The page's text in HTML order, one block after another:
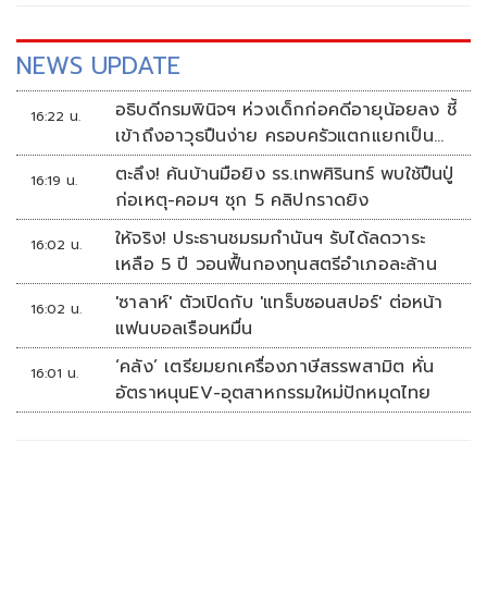
NEWS UPDATE
16:22 น.
อธิบดีกรมพินิจฯ ห่วงเด็กก่อคดีอายุน้อยลง ชี้
เข้าถึงอาวุธปืนง่าย ครอบครัวแตกแยกเป็น
ชนวนสำคัญ
16:19 น.
ตะลึง! ค้นบ้านมือยิง รร.เทพศิรินทร์ พบใช้ปืนปู่
ก่อเหตุ-คอมฯ ซุก 5 คลิปกราดยิง
16:02 น.
ให้จริง! ประธานชมรมกำนันฯ รับได้ลดวาระ
เหลือ 5 ปี วอนฟื้นกองทุนสตรีอำเภอละล้าน
16:02 น.
'ซาลาห์' ตัวเปิดกับ 'แทร็บซอนสปอร์' ต่อหน้า
แฟนบอลเรือนหมื่น
16:01 น.
‘คลัง’ เตรียมยกเครื่องภาษีสรรพสามิต หั่น
อัตราหนุนEV-อุตสาหกรรมใหม่ปักหมุดไทย